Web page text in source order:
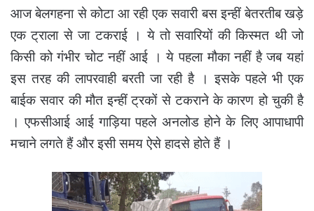
आज बेलगहना से कोटा आ रही एक सवारी बस इन्हीं बेतरतीब खड़े
एक ट्राला से जा टकराई । ये तो सवारियों की किस्मत थी जो
किसी को गंभीर चोट नहीं आई । ये पहला मौका नहीं है जब यहां
इस तरह की लापरवाही बरती जा रही है । इसके पहले भी एक
बाईक सवार की मौत इन्हीं ट्रकों से टकराने के कारण हो चुकी है
। एफसीआई आई गाड़िया पहले अनलोड होने के लिए आपाधापी
मचाने लगते हैं और इसी समय ऐसे हादसे होते हैं ।